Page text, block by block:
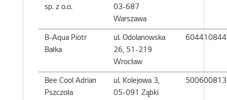
sp. z o.o.
03-687
Warszawa
B-Aqua Piotr
Bałka
ul. Odolanowska
26, 51-219
Wrocław
604410844
Bee Cool Adrian
Pszczoła
ul. Kolejowa 3,
05-091 Ząbki
500600813